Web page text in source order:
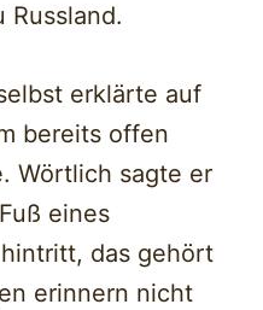
Russland.
erklärte auf
bereits offen
Wörtlich sagte er
eines
das gehört
erinnern nicht